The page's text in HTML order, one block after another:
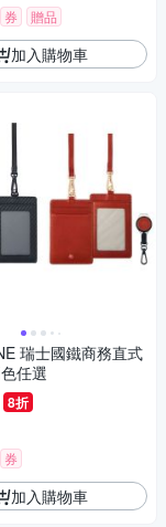
券 贈品
加入購物車
瑞士國鐵商務直式
任選
8折
券
加入購物車